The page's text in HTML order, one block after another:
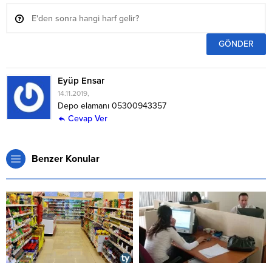
Eyüp Ensar
14.11.2019,
Depo elamanı 05300943357
Cevap Ver
Benzer Konular